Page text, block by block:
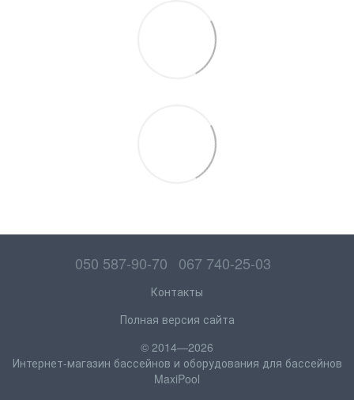
050 587-90-70 067 740-25-03
Контакты
Полная версия сайта
© 2014—2026
Интернет-магазин бассейнов и оборудования для бассейнов
MaxiPool